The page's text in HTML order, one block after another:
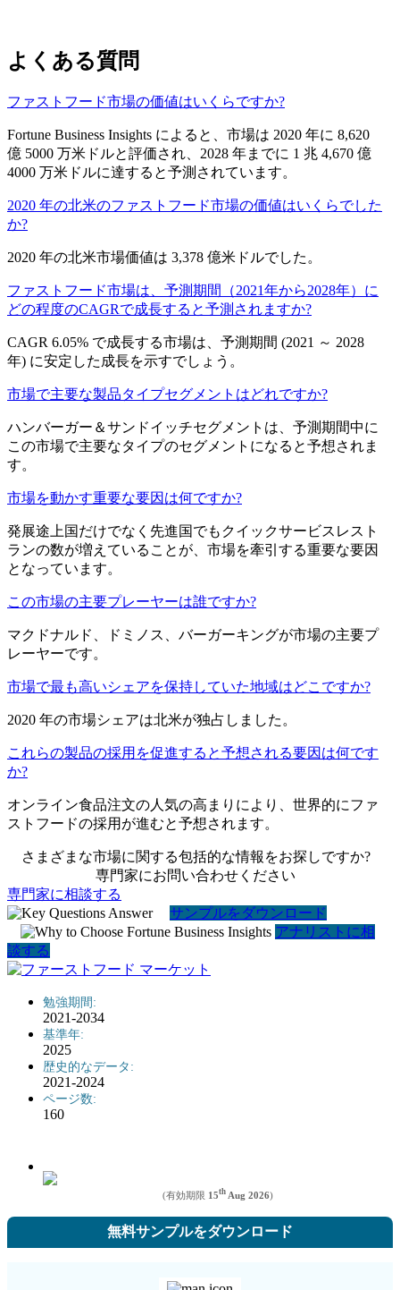
よくある質問
ファストフード市場の価値はいくらですか?
Fortune Business Insights によると、市場は 2020 年に 8,620
億 5000 万米ドルと評価され、2028 年までに 1 兆 4,670 億
4000 万米ドルに達すると予測されています。
2020 年の北米のファストフード市場の価値はいくらでした
か?
2020 年の北米市場価値は 3,378 億米ドルでした。
ファストフード市場は、予測期間（2021年から2028年）に
どの程度のCAGRで成長すると予測されますか?
CAGR 6.05% で成長する市場は、予測期間 (2021 ～ 2028
年) に安定した成長を示すでしょう。
市場で主要な製品タイプセグメントはどれですか?
ハンバーガー＆サンドイッチセグメントは、予測期間中に
この市場で主要なタイプのセグメントになると予想されま
す。
市場を動かす重要な要因は何ですか?
発展途上国だけでなく先進国でもクイックサービスレスト
ランの数が増えていることが、市場を牽引する重要な要因
となっています。
この市場の主要プレーヤーは誰ですか?
マクドナルド、ドミノス、バーガーキングが市場の主要プ
レーヤーです。
市場で最も高いシェアを保持していた地域はどこですか?
2020 年の市場シェアは北米が独占しました。
これらの製品の採用を促進すると予想される要因は何です
か?
オンライン食品注文の人気の高まりにより、世界的にファ
ストフードの採用が進むと予想されます。
さまざまな市場に関する包括的な情報をお探しですか?
専門家にお問い合わせください
専門家に相談する
サンプルをダウンロード
アナリストに相
談する
勉強期間:
2021-2034
基準年:
2025
歴史的なデータ:
2021-2024
ページ数:
160
(有効期限 15th Aug 2026)
無料サンプルをダウンロード